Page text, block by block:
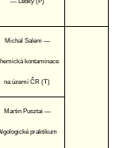
— Lebky (P)
Michal Salem —
kontaminace
na území ČR (T)
Martin Pusztai —
praktikum